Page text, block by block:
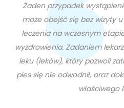
Żaden przypadek
może obejść się bez wizyty
leczenia na wczesnym
wyzdrowienia. Zadaniem
leku (leków), który pozwoli
pies się nie odwodnił, oraz
właściwego